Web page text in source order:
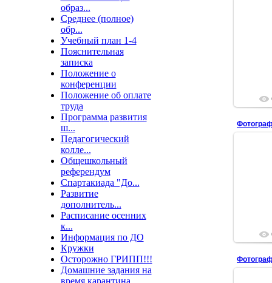
образ...
Среднее (полное)
обр...
Учебный план 1-4
Пояснительная
записка
Положение о
конференции
Положение об оплате
труда
Программа развития
ш...
Педагогический
колле...
Общешкольный
референдум
Спартакиада "До...
Развитие
дополнитель...
Расписание осенних
к...
Информация по ДО
Кружки
Осторожно ГРИПП!!!
Домашние задания на
время карантина